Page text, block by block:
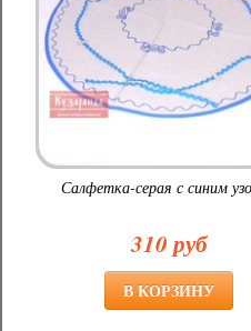
Салфетка-серая с синим
310 руб